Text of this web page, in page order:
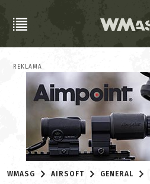
REKLAMA
WMASG AIRSOFT GENERAL